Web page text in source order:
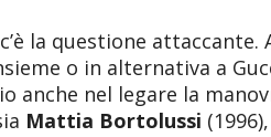
la questione attaccante.
o in alternativa a
anche nel legare la
Mattia Bortolussi